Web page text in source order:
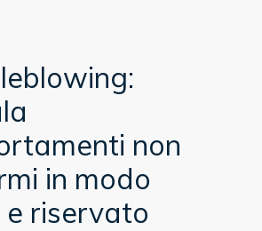
non
in modo
e riservato